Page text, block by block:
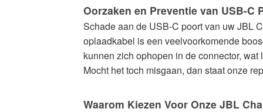
Oorzaken en Preventie van USB-C
Schade aan de USB-C poort van uw JBL
oplaadkabel is een veelvoorkomende
kunnen zich ophopen in de connector,
Mocht het toch misgaan, dan staat onze
Waarom Kiezen Voor Onze JBL